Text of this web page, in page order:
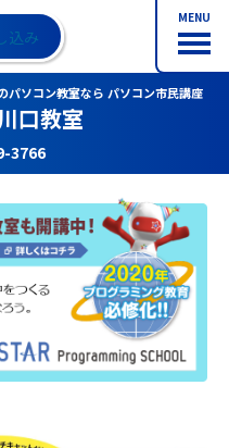
MENU
込み
パソコン教室なら パソコン市民講座
口教室
3766